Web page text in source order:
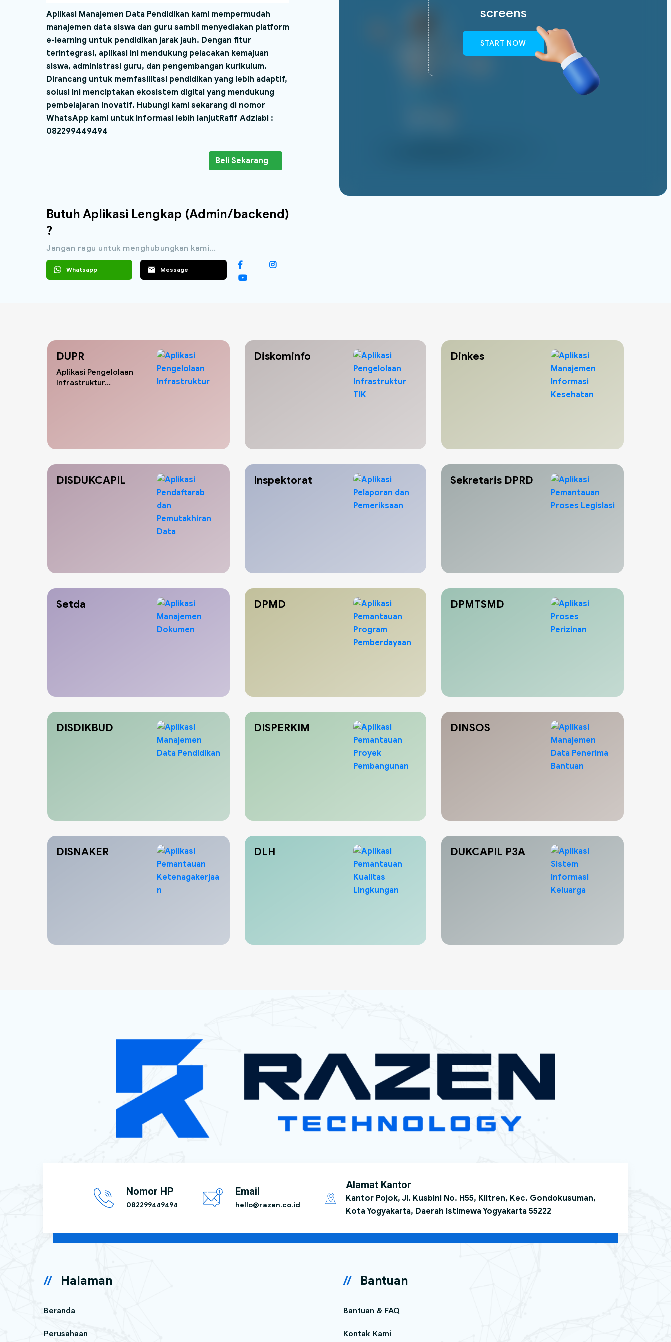
Aplikasi Manajemen Data Pendidikan kami mempermudah
manajemen data siswa dan guru sambil menyediakan platform
e-learning untuk pendidikan jarak jauh. Dengan fitur
terintegrasi, aplikasi ini mendukung pelacakan kemajuan
siswa, administrasi guru, dan pengembangan kurikulum.
Dirancang untuk memfasilitasi pendidikan yang lebih adaptif,
solusi ini menciptakan ekosistem digital yang mendukung
pembelajaran inovatif. Hubungi kami sekarang di nomor
WhatsApp kami untuk informasi lebih lanjutRafif Adziabi :
082299449494
Beli Sekarang
Butuh Aplikasi Lengkap (Admin/backend)
?
Jangan ragu untuk menghubungkan kami...
Whatsapp Message
screens
START NOW
DUPR
Aplikasi Pengelolaan
Infrastruktur...
Diskominfo Dinkes
DISDUKCAPIL Inspektorat Sekretaris DPRD
Setda DPMD DPMTSMD
DISDIKBUD DISPERKIM DINSOS
DISNAKER DLH DUKCAPIL P3A
Nomor HP
082299449494
Email
hello@razen.co.id
Alamat Kantor
Kantor Pojok, Jl. Kusbini No. H55, Klitren, Kec. Gondokusuman,
Kota Yogyakarta, Daerah Istimewa Yogyakarta 55222
Halaman
Beranda
Perusahaan
Bantuan
Bantuan & FAQ
Kontak Kami